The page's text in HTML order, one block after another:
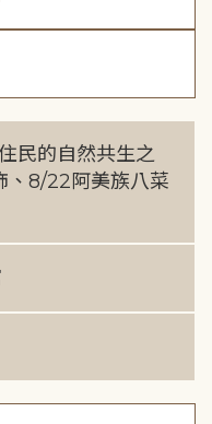
民的自然共生之
、8/22阿美族八菜